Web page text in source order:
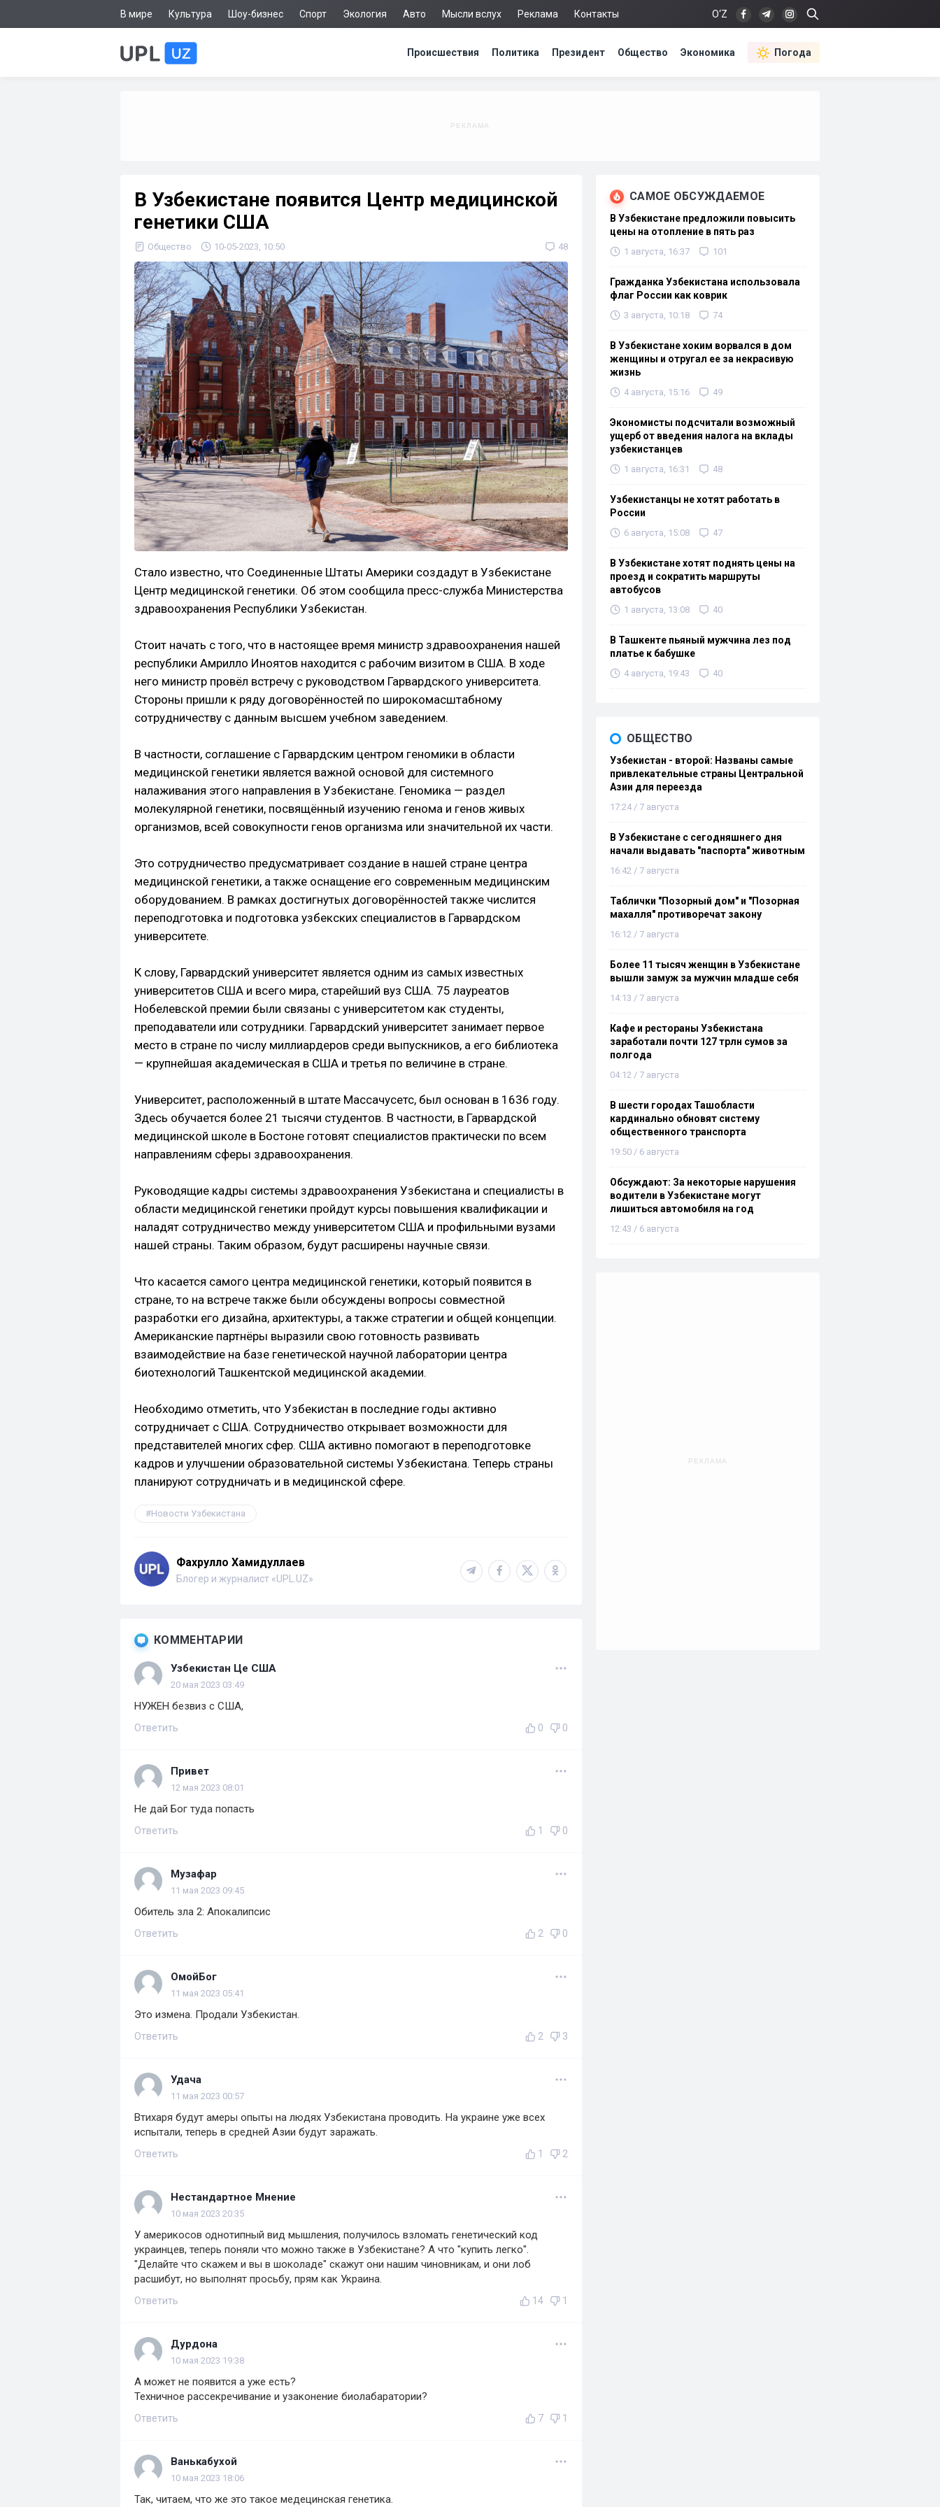
В мире Культура Шоу-бизнес Спорт Экология Авто Мысли вслух Реклама Контакты O‘Z
Происшествия Политика Президент Общество Экономика Погода
В Узбекистане появится Центр медицинской
генетики США
Общество 10-05-2023, 10:50 48
Стало известно, что Соединенные Штаты Америки создадут в Узбекистане
Центр медицинской генетики. Об этом сообщила пресс-служба Министерства
здравоохранения Республики Узбекистан.
Стоит начать с того, что в настоящее время министр здравоохранения нашей
республики Амрилло Иноятов находится с рабочим визитом в США. В ходе
него министр провёл встречу с руководством Гарвардского университета.
Стороны пришли к ряду договорённостей по широкомасштабному
сотрудничеству с данным высшем учебном заведением.
В частности, соглашение с Гарвардским центром геномики в области
медицинской генетики является важной основой для системного
налаживания этого направления в Узбекистане. Геномика — раздел
молекулярной генетики, посвящённый изучению генома и генов живых
организмов, всей совокупности генов организма или значительной их части.
Это сотрудничество предусматривает создание в нашей стране центра
медицинской генетики, а также оснащение его современным медицинским
оборудованием. В рамках достигнутых договорённостей также числится
переподготовка и подготовка узбекских специалистов в Гарвардском
университете.
К слову, Гарвардский университет является одним из самых известных
университетов США и всего мира, старейший вуз США. 75 лауреатов
Нобелевской премии были связаны с университетом как студенты,
преподаватели или сотрудники. Гарвардский университет занимает первое
место в стране по числу миллиардеров среди выпускников, а его библиотека
— крупнейшая академическая в США и третья по величине в стране.
Университет, расположенный в штате Массачусетс, был основан в 1636 году.
Здесь обучается более 21 тысячи студентов. В частности, в Гарвардской
медицинской школе в Бостоне готовят специалистов практически по всем
направлениям сферы здравоохранения.
Руководящие кадры системы здравоохранения Узбекистана и специалисты в
области медицинской генетики пройдут курсы повышения квалификации и
наладят сотрудничество между университетом США и профильными вузами
нашей страны. Таким образом, будут расширены научные связи.
Что касается самого центра медицинской генетики, который появится в
стране, то на встрече также были обсуждены вопросы совместной
разработки его дизайна, архитектуры, а также стратегии и общей концепции.
Американские партнёры выразили свою готовность развивать
взаимодействие на базе генетической научной лаборатории центра
биотехнологий Ташкентской медицинской академии.
Необходимо отметить, что Узбекистан в последние годы активно
сотрудничает с США. Сотрудничество открывает возможности для
представителей многих сфер. США активно помогают в переподготовке
кадров и улучшении образовательной системы Узбекистана. Теперь страны
планируют сотрудничать и в медицинской сфере.
Новости Узбекистана
Фахрулло Хамидуллаев
Блогер и журналист «UPL.UZ»
КОММЕНТАРИИ
Узбекистан Це США
20 мая 2023 03:49
НУЖЕН безвиз с США,
Ответить 0 0
Привет
12 мая 2023 08:01
Не дай Бог туда попасть
Ответить 1 0
Музафар
11 мая 2023 09:45
Обитель зла 2: Апокалипсис
Ответить 2 0
ОмойБог
11 мая 2023 05:41
Это измена. Продали Узбекистан.
Ответить 2 3
Удача
11 мая 2023 00:57
Втихаря будут амеры опыты на людях Узбекистана проводить. На украине уже всех
испытали, теперь в средней Азии будут заражать.
Ответить 1 2
Нестандартное Мнение
10 мая 2023 20:35
У америкосов однотипный вид мышления, получилось взломать генетический код
украинцев, теперь поняли что можно также в Узбекистане? А что "купить легко".
"Делайте что скажем и вы в шоколаде" скажут они нашим чиновникам, и они лоб
расшибут, но выполнят просьбу, прям как Украина.
Ответить 14 1
Дурдона
10 мая 2023 19:38
А может не появится а уже есть?
Техничное рассекречивание и узаконение биолабаратории?
Ответить 7 1
Ванькабухой
10 мая 2023 18:06
Так, читаем, что же это такое медецинская генетика.
САМОЕ ОБСУЖДАЕМОЕ
В Узбекистане предложили повысить
цены на отопление в пять раз
1 августа, 16:37 101
Гражданка Узбекистана использовала
флаг России как коврик
3 августа, 10:18 74
В Узбекистане хоким ворвался в дом
женщины и отругал ее за некрасивую
жизнь
4 августа, 15:16 49
Экономисты подсчитали возможный
ущерб от введения налога на вклады
узбекистанцев
1 августа, 16:31 48
Узбекистанцы не хотят работать в
России
6 августа, 15:08 47
В Узбекистане хотят поднять цены на
проезд и сократить маршруты
автобусов
1 августа, 13:08 40
В Ташкенте пьяный мужчина лез под
платье к бабушке
4 августа, 19:43 40
ОБЩЕСТВО
Узбекистан - второй: Названы самые
привлекательные страны Центральной
Азии для переезда
17:24 / 7 августа
В Узбекистане с сегодняшнего дня
начали выдавать "паспорта" животным
16:42 / 7 августа
Таблички "Позорный дом" и "Позорная
махалля" противоречат закону
16:12 / 7 августа
Более 11 тысяч женщин в Узбекистане
вышли замуж за мужчин младше себя
14:13 / 7 августа
Кафе и рестораны Узбекистана
заработали почти 127 трлн сумов за
полгода
04:12 / 7 августа
В шести городах Ташобласти
кардинально обновят систему
общественного транспорта
19:50 / 6 августа
Обсуждают: За некоторые нарушения
водители в Узбекистане могут
лишиться автомобиля на год
12:43 / 6 августа